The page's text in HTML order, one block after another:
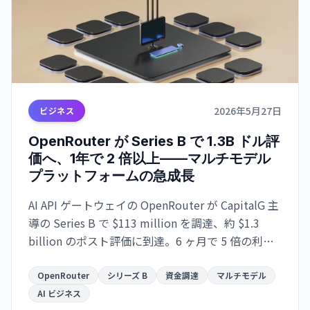
ビジネス 2026年5月27日
OpenRouter が Series B で 1.3B ドル評
価へ、1年で 2 倍以上——マルチモデル
プラットフォームの急成長
AI API ゲートウェイの OpenRouter が CapitalG 主
導の Series B で $113 million を調達、約 $1.3
billion のポスト評価に到達。6 ヶ月で 5 倍の利用
まりを示す。
OpenRouter シリーズ B 資金調達
マルチモデル
AI ビジネス